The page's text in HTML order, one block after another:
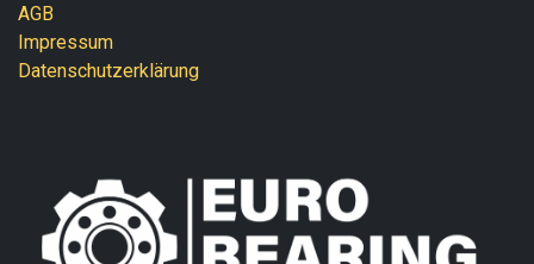
AGB
Impressum
Datenschutzerklärung